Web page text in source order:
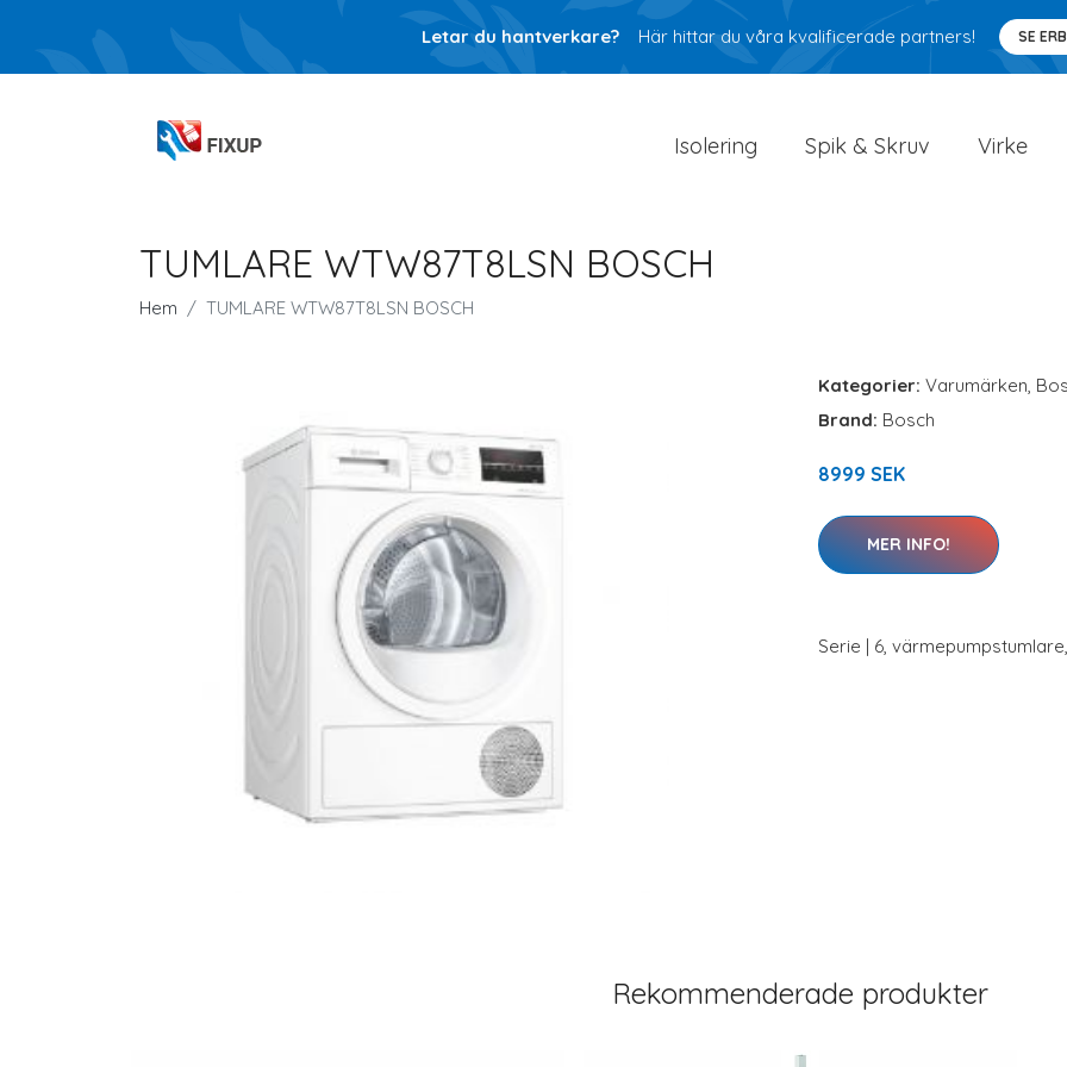
Letar du hantverkare? Här hittar du våra kvalificerade partners! SE
Isolering Spik & Skruv Virke
TUMLARE WTW87T8LSN BOSCH
Hem TUMLARE WTW87T8LSN BOSCH
Kategorier: Varumärken,
Brand: Bosch
8999 SEK
MER INFO!
Serie | 6,
Rekommenderade produkter